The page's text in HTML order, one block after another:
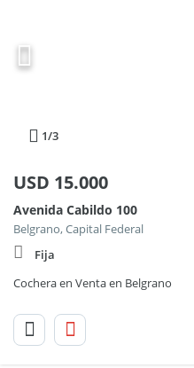
1/3
USD 15.000
Avenida Cabildo 100
Belgrano, Capital Federal
Fija
Cochera en Venta en Belgrano